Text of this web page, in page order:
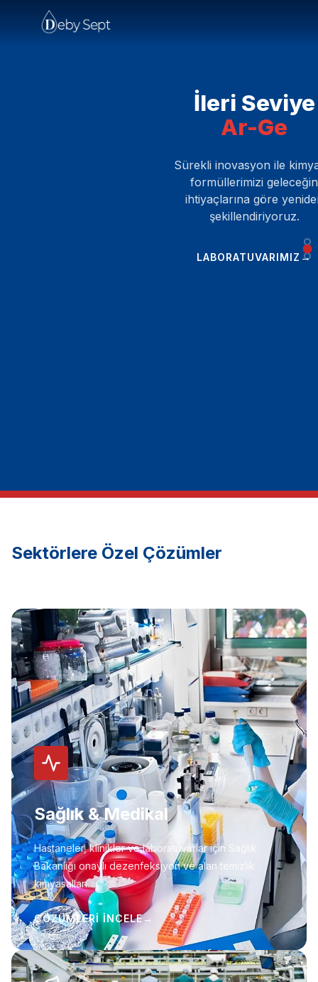
İleri Seviye
Ar-Ge
Sürekli inovasyon ile
formüllerimizi geleceğin
ihtiyaçlarına göre
şekillendiriyoruz.
LABORATUVARIMIZ →
Sektörlere Özel Çözümler
Sağlık & Medikal
Hastaneler, klinikler ve laboratuvarlar için Sağlık
Bakanlığı onaylı dezenfeksiyon ve alan temizlik
kimyasalları.
ÇÖZÜMLERI İNCELE→